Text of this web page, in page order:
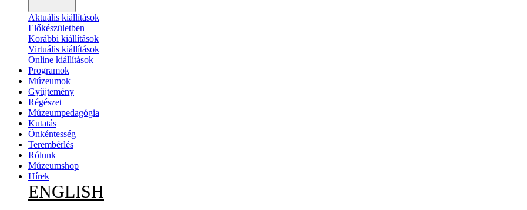
Aktuális kiállítások
Előkészületben
Korábbi kiállítások
Virtuális kiállítások
Online kiállítások
Programok
Múzeumok
Gyűjtemény
Régészet
Múzeumpedagógia
Kutatás
Önkéntesség
Terembérlés
Rólunk
Múzeumshop
Hírek
ENGLISH